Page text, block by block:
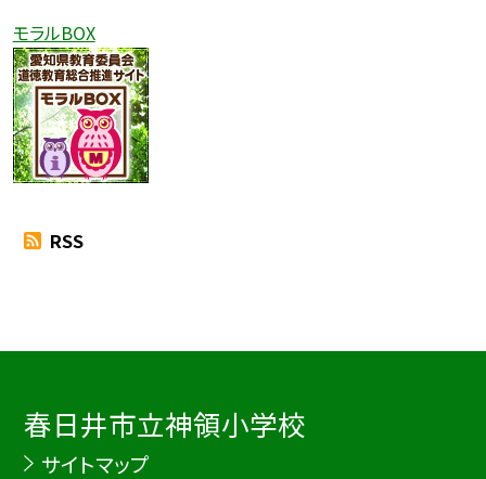
モラルBOX
RSS
春日井市立神領小学校
サイトマップ